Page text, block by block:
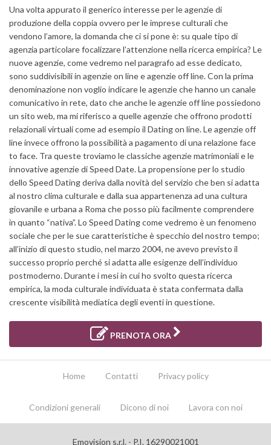
Una volta appurato il generico interesse per le agenzie di
produzione della coppia ovvero per le imprese culturali che
vendono l’amore, la domanda che ci si pone è: su quale tipo di
agenzia particolare focalizzare l’attenzione nella ricerca empirica? Le
nuove agenzie, come vedremo nel paragrafo ad esse dedicato,
sono suddivisibili in agenzie on line e agenzie off line. Con la prima
denominazione non voglio indicare le agenzie che hanno un canale
comunicativo in rete, dato che anche le agenzie off line possiedono
un sito web, ma mi riferisco a quelle agenzie che offrono prodotti
relazionali virtuali come ad esempio il Dating on line. Le agenzie off
line invece offrono la possibilità a pagamento di una relazione face
to face. Tra queste troviamo le classiche agenzie matrimoniali e le
innovative agenzie di Speed Date. La propensione per lo studio
dello Speed Dating deriva dalla novità del servizio che ben si adatta
al nostro clima culturale e dalla sua appartenenza ad una cultura
giovanile e urbana a Roma che posso più facilmente comprendere
in quanto “nativa”. Lo Speed Dating come vedremo è un fenomeno
sociale che per le sue caratteristiche è specchio del nostro tempo;
all’inizio di questo studio, nel marzo 2004, ne avevo previsto il
successo proprio perché si adatta alle esigenze dell’individuo
postmoderno. Durante i mesi in cui ho svolto questa ricerca
empirica, la moda culturale individuata è stata confermata dalla
crescente visibilità mediatica degli eventi in questione.
PRENOTA ORA
Home Contatti Privacy policy
Condizioni generali Dicono di noi Lavora con noi
Emovision s.r.l. - P.I. 16290021001